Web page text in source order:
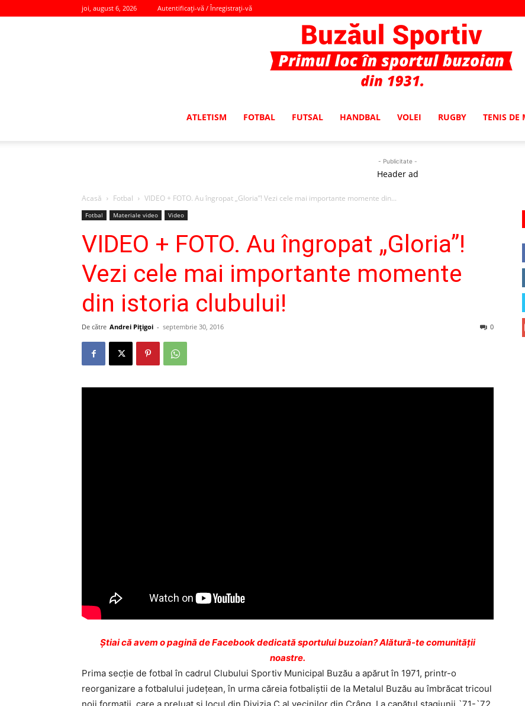
joi, august 6, 2026 Autentificați-vă / Înregistrați-vă
ATLETISM FOTBAL FUTSAL HANDBAL VOLEI RUGBY TENIS DE
- Publicitate -
Header ad
Acasă Fotbal VIDEO + FOTO. Au îngropat „Gloria”! Vezi cele mai importante momente din...
Fotbal Materiale video Video
VIDEO + FOTO. Au îngropat „Gloria”!
Vezi cele mai importante momente
din istoria clubului!
De către Andrei Pițigoi - septembrie 30, 2016 0
Ştiai că avem o pagină de Facebook dedicată sportului buzoian? Alătură-te comunității
noastre.
Prima secţie de fotbal în cadrul Clubului Sportiv Municipal Buzău a apărut în 1971, printr-o
reorganizare a fotbalului judeţean, în urma căreia fotbaliştii de la Metalul Buzău au îmbrăcat tricoul
noii formaţii, care a preluat şi locul din Divizia C al vecinilor din Crâng. La capătul stagiunii `71-`72,